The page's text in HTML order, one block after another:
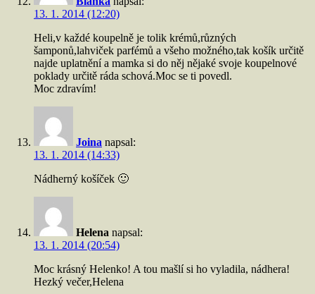
13. 1. 2014 (12:20)
Heli,v každé koupelně je tolik krémů,různých
šamponů,lahviček parfémů a všeho možného,tak košík určitě
najde uplatnění a mamka si do něj nějaké svoje koupelnové
poklady určitě ráda schová.Moc se ti povedl.
Moc zdravím!
Joina napsal:
13. 1. 2014 (14:33)
Nádherný košíček 🙂
Helena napsal:
13. 1. 2014 (20:54)
Moc krásný Helenko! A tou mašlí si ho vyladila, nádhera!
Hezký večer,Helena